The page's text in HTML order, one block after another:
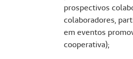
prospectivos
colaboradores,
em eventos
cooperativa);